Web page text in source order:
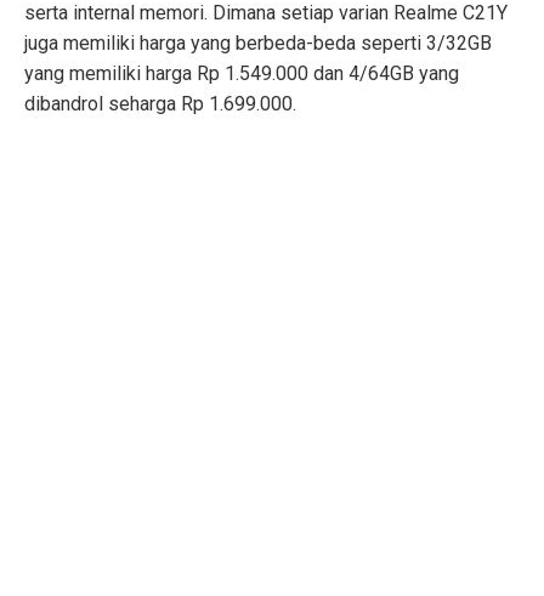
serta internal memori. Dimana setiap varian Realme C21Y
juga memiliki harga yang berbeda-beda seperti 3/32GB
yang memiliki harga Rp 1.549.000 dan 4/64GB yang
dibandrol seharga Rp 1.699.000.